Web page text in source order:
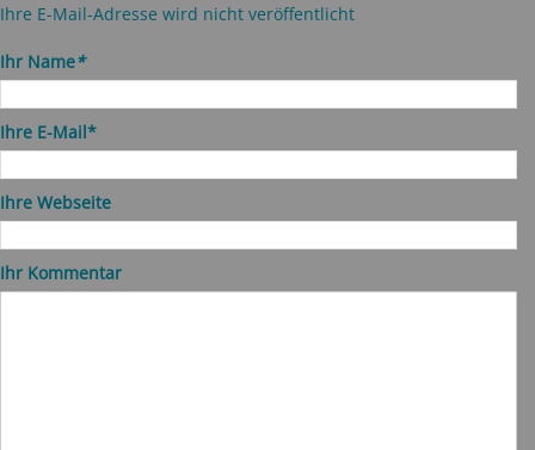
Ihre E-Mail-Adresse wird nicht veröffentlicht
Ihr Name*
Ihre E-Mail*
Ihre Webseite
Ihr Kommentar